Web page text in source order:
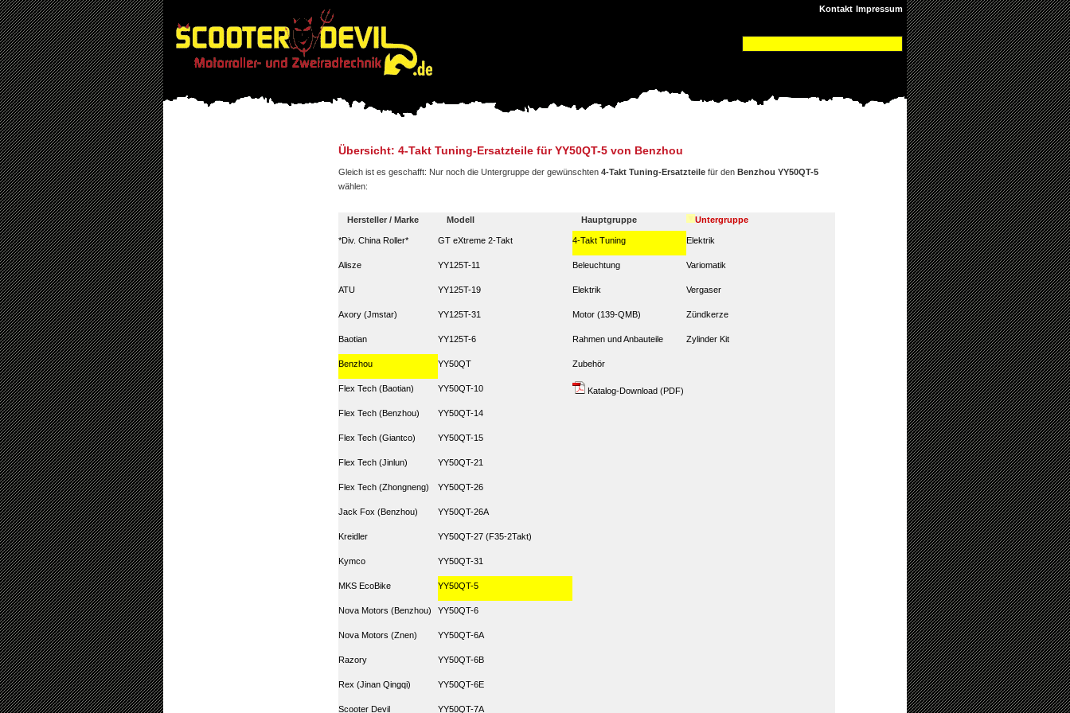
Impressum
Kontakt
Übersicht: 4-Takt Tuning-Ersatzteile für YY50QT-5 von Benzhou
Gleich ist es geschafft: Nur noch die Untergruppe der gewünschten 4-Takt Tuning-Ersatzteile für den Benzhou YY50QT-5
wählen:
Hersteller / Marke Modell Hauptgruppe Untergruppe
*Div. China Roller*
Alisze
ATU
Axory (Jmstar)
Baotian
Benzhou
Flex Tech (Baotian)
Flex Tech (Benzhou)
Flex Tech (Giantco)
Flex Tech (Jinlun)
Flex Tech (Zhongneng)
Jack Fox (Benzhou)
Kreidler
Kymco
MKS EcoBike
Nova Motors (Benzhou)
Nova Motors (Znen)
Razory
Rex (Jinan Qingqi)
Scooter Devil
GT eXtreme 2-Takt
YY125T-11
YY125T-19
YY125T-31
YY125T-6
YY50QT
YY50QT-10
YY50QT-14
YY50QT-15
YY50QT-21
YY50QT-26
YY50QT-26A
YY50QT-27 (F35-2Takt)
YY50QT-31
YY50QT-5
YY50QT-6
YY50QT-6A
YY50QT-6B
YY50QT-6E
YY50QT-7A
4-Takt Tuning
Beleuchtung
Elektrik
Motor (139-QMB)
Rahmen und Anbauteile
Zubehör
Katalog-Download (PDF)
Elektrik
Variomatik
Vergaser
Zündkerze
Zylinder Kit